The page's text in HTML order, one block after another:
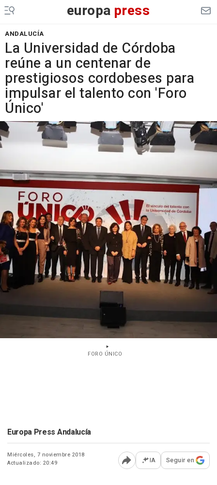
europa press
ANDALUCÍA
La Universidad de Córdoba
reúne a un centenar de
prestigiosos cordobeses para
impulsar el talento con 'Foro
Único'
FORO ÚNICO
Europa Press Andalucía
Miércoles, 7 noviembre 2018
Actualizado: 20:49
Abrir opciones para
IA Seguir en